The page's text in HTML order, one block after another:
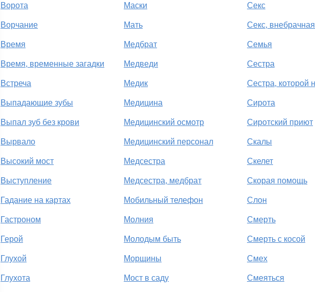
Ворота Маски Секс
Ворчание Мать Секс,
Время Медбрат Семья
Время, временные загадки Медведи Сестра
Встреча Медик Сестра, которой
Выпадающие зубы Медицина Сирота
Выпал зуб без крови Медицинский осмотр Сиротский приют
Вырвало Медицинский персонал Скалы
Высокий мост Медсестра Скелет
Выступление Медсестра, медбрат Скорая помощь
Гадание на картах Мобильный телефон Слон
Гастроном Молния Смерть
Герой Молодым быть Смерть с косой
Глухой Морщины Смех
Глухота Мост в саду Смеяться